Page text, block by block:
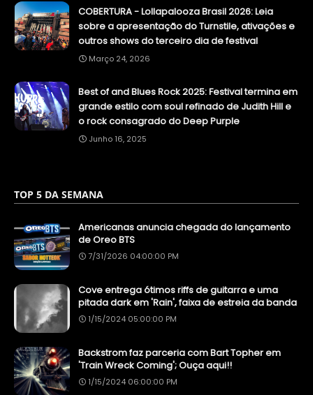
COBERTURA - Lollapalooza Brasil 2026: Leia
sobre a apresentação do Turnstile, ativações e
outros shows do terceiro dia de festival
Março 24, 2026
Best of and Blues Rock 2025: Festival termina em
grande estilo com soul refinado de Judith Hill e
o rock consagrado do Deep Purple
Junho 16, 2025
TOP 5 DA SEMANA
Americanas anuncia chegada do lançamento
de Oreo BTS
7/31/2026 04:00:00 PM
Cove entrega ótimos riffs de guitarra e uma
pitada dark em 'Rain', faixa de estreia da banda
1/15/2024 05:00:00 PM
Backstrom faz parceria com Bart Topher em
'Train Wreck Coming'; Ouça aqui!!
1/15/2024 06:00:00 PM